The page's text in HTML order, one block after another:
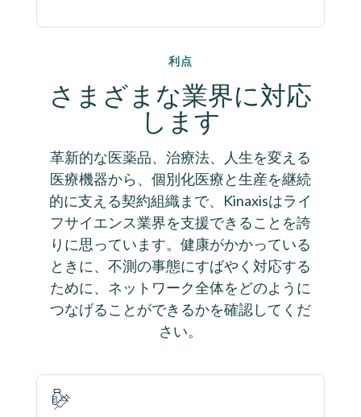
利点
さまざまな業界に対応
します
革新的な医薬品、治療法、人生を変える
医療機器から、個別化医療と生産を継続
的に支える契約組織まで、Kinaxisはライ
フサイエンス業界を支援できることを誇
りに思っています。健康がかかっている
ときに、不測の事態にすばやく対応する
ために、ネットワーク全体をどのように
つなげることができるかを確認してくだ
さい。